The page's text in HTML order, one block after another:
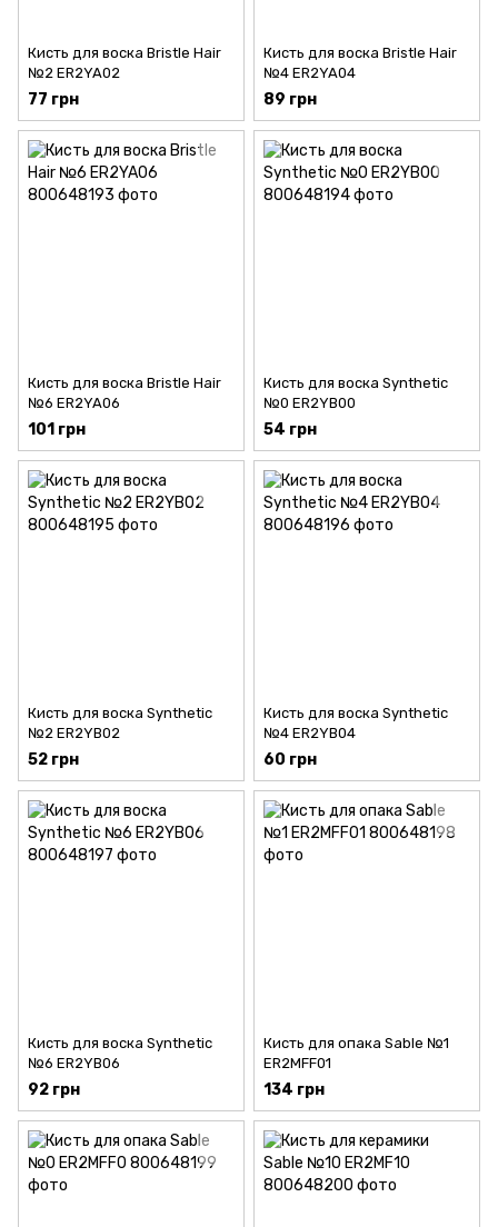
Кисть для воска Bristle Hair
№2 ER2YA02
77 грн
Кисть для воска Bristle Hair
№4 ER2YA04
89 грн
Кисть для воска Bristle Hair
№6 ER2YA06
101 грн
Кисть для воска Synthetic
№0 ER2YB00
54 грн
Кисть для воска Synthetic
№2 ER2YB02
52 грн
Кисть для воска Synthetic
№4 ER2YB04
60 грн
Кисть для воска Synthetic
№6 ER2YB06
92 грн
Кисть для опака Sable №1
ER2MFF01
134 грн